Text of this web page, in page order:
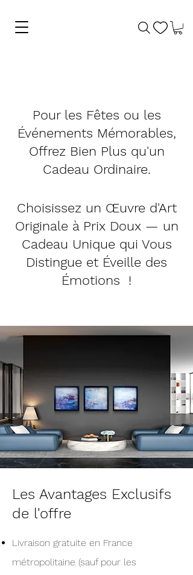
Pour les Fêtes ou les
Événements Mémorables,
Offrez Bien Plus qu'un
Cadeau Ordinaire.
Choisissez un Œuvre d'Art
Originale à Prix Doux — un
Cadeau Unique qui Vous
Distingue et Éveille des
Émotions !
Les Avantages Exclusifs
de l'offre
Livraison gratuite en France
métropolitaine (sauf pour les